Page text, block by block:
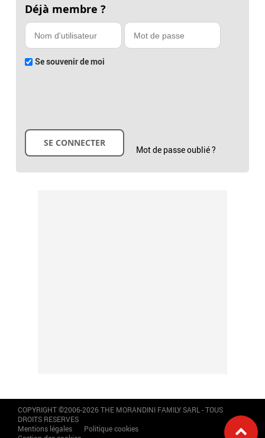
Déjà membre ?
Se souvenir de moi
Mot de passe oublié ?
COPYRIGHT ©2006-2026 THE MORANDINI FAMILY SARL - TOUS
DROITS RESERVES
Mentions légales
Politique cookies